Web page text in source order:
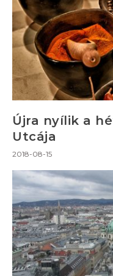
Újra nyílik a
Utcája
2018-08-15